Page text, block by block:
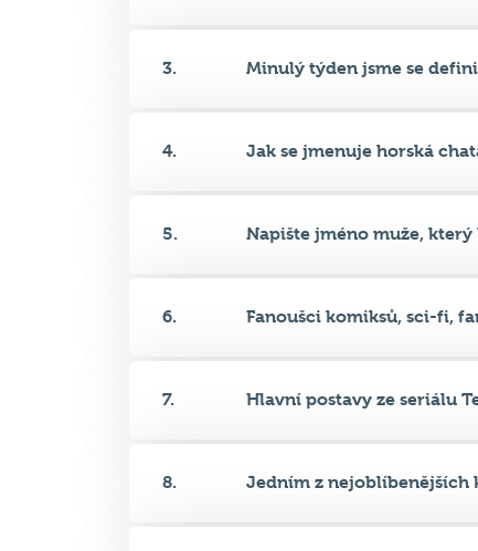
3. Minulý týden jsme se
4. Jak se jmenuje horská
5. Napište jméno muže, který
6. Fanoušci komiksů, sci-fi,
7. Hlavní postavy ze seriálu
8. Jedním z nejoblíbenějších